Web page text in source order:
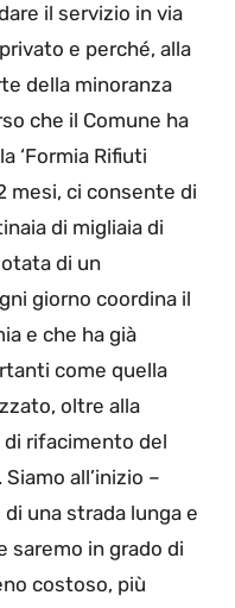
il servizio in via
e perché, alla
della minoranza
che il Comune ha
‘Formia Rifiuti
mesi, ci consente di
di migliaia di
di un
giorno coordina il
e che ha già
come quella
oltre alla
di rifacimento del
all’inizio –
una strada lunga e
saremo in grado di
costoso, più